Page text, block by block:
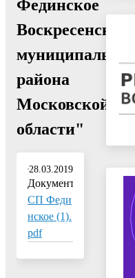
Фединское
Воскресенского
муниципального
района
Московской
области"
28.03.2019
Документ:
СП Феди
нское (1).
pdf